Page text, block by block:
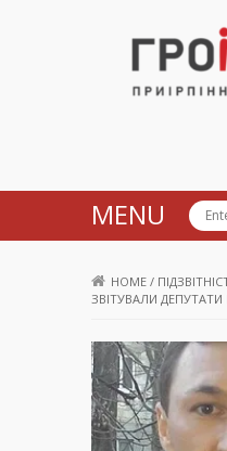
MENU
HOME /
ЗВІТУВАЛИ ДЕПУТАТИ